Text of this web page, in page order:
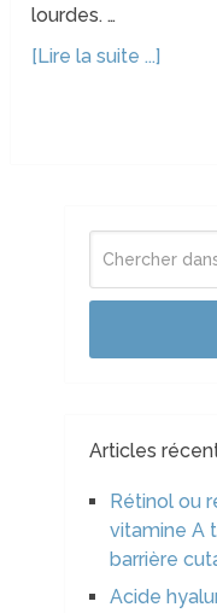
lourdes. …
[Lire la suite ...]
Articles
Rétinol ou
vitamine A
barrière
Acide